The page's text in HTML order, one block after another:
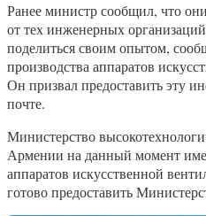
Ранее министр сообщил, что
от тех инженерных
поделиться своим опытом,
производства аппаратов
Он призвал предоставить эту
почте.
Министерство
Армении на данный момент
аппаратов искусственной
готово предоставить